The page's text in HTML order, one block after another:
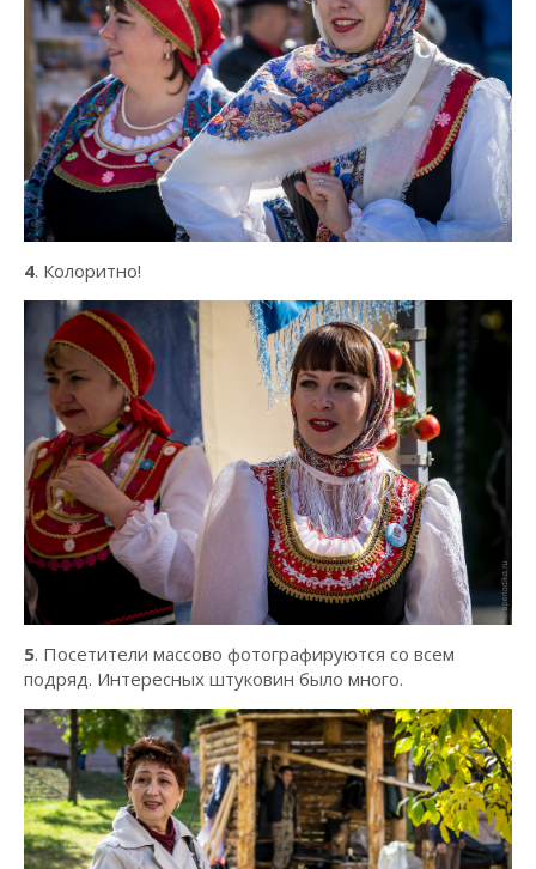
4. Колоритно!
5. Посетители массово фотографируются со всем
подряд. Интересных штуковин было много.